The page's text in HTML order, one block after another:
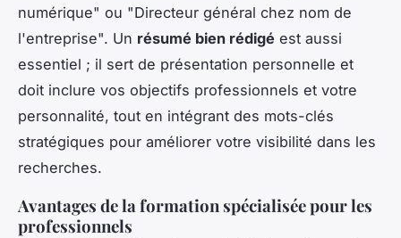
numérique" ou "Directeur général chez nom de
l'entreprise". Un résumé bien rédigé est aussi
essentiel ; il sert de présentation personnelle et
doit inclure vos objectifs professionnels et votre
personnalité, tout en intégrant des mots-clés
stratégiques pour améliorer votre visibilité dans les
recherches.
Avantages de la formation spécialisée pour les
professionnels